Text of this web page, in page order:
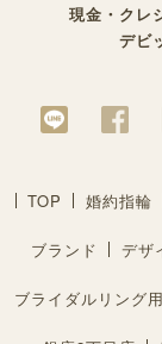
現金・クレ
デビ
TOP 婚約指輪
ブランド デザ
ブライダルリング